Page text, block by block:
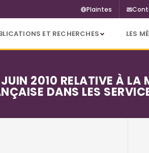
Plaintes
ET RECHERCHES LES
2010 RELATIVE À LA
DANS LES